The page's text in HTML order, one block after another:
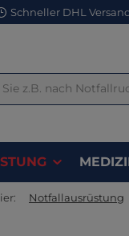
Schneller DHL
Notfallausrüstung